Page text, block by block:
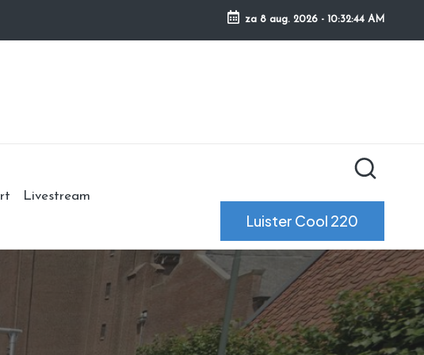
za 8 aug. 2026 - 10:32:45 AM
Livestream
Luister Cool 220